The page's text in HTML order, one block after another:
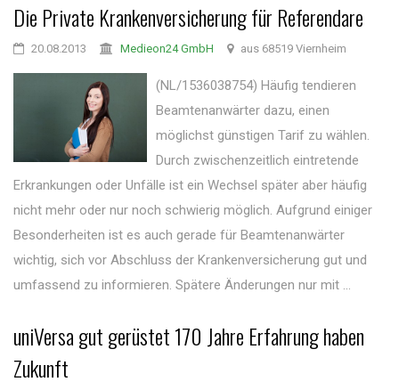
Die Private Krankenversicherung für Referendare
20.08.2013 Medieon24 GmbH aus 68519 Viernheim
(NL/1536038754) Häufig tendieren
Beamtenanwärter dazu, einen
möglichst günstigen Tarif zu wählen.
Durch zwischenzeitlich eintretende
Erkrankungen oder Unfälle ist ein Wechsel später aber häufig
nicht mehr oder nur noch schwierig möglich. Aufgrund einiger
Besonderheiten ist es auch gerade für Beamtenanwärter
wichtig, sich vor Abschluss der Krankenversicherung gut und
umfassend zu informieren. Spätere Änderungen nur mit ...
uniVersa gut gerüstet 170 Jahre Erfahrung haben
Zukunft